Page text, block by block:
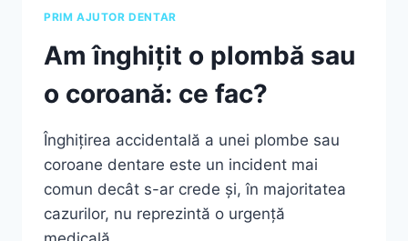
PRIM AJUTOR DENTAR
Am înghițit o plombă sau
o coroană: ce fac?
Înghițirea accidentală a unei plombe sau
coroane dentare este un incident mai
comun decât s-ar crede și, în majoritatea
cazurilor, nu reprezintă o urgență